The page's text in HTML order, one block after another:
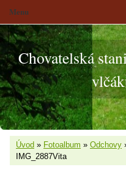
Chovatelská
Úvod » Fotoalbum » Odchovy
IMG_2887Vita
Menu